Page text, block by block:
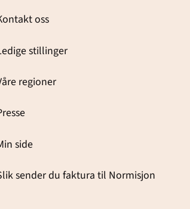
oss
stillinger
regioner
side
sender du faktura til Normisjon